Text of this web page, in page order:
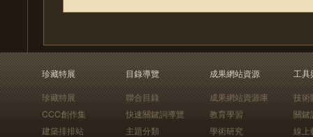
珍藏特展
珍藏特展
CCC創作集
建築排排站
目錄導覽
聯合目錄
快速關鍵詞導覽
主題分類
成果網站資源
成果網站資源庫
教育學習
學術研究
工具
技術
關鍵
線上